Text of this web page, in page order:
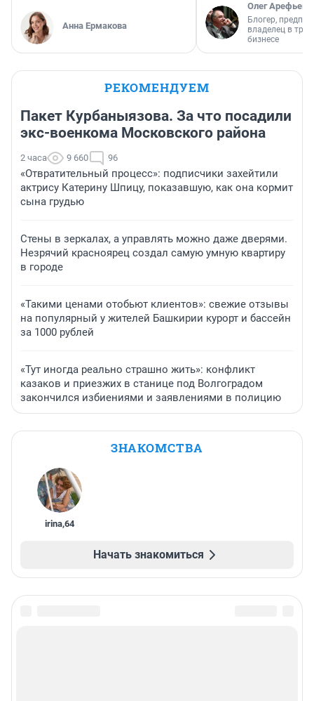
Анна Ермакова
Олег Арефьев
Блогер,
владелец в
бизнесе
РЕКОМЕНДУЕМ
Пакет Курбаныязова. За что посадили
экс-военкома Московского района
2 часа 9 660 96
«Отвратительный процесс»: подписчики захейтили
актрису Катерину Шпицу, показавшую, как она кормит
сына грудью
Стены в зеркалах, а управлять можно даже дверями.
Незрячий красноярец создал самую умную квартиру
в городе
«Такими ценами отобьют клиентов»: свежие отзывы
на популярный у жителей Башкирии курорт и бассейн
за 1000 рублей
«Тут иногда реально страшно жить»: конфликт
казаков и приезжих в станице под Волгоградом
закончился избиениями и заявлениями в полицию
ЗНАКОМСТВА
irina,64
Начать знакомиться